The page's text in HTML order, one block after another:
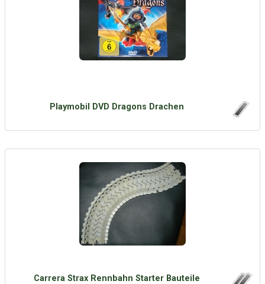
Playmobil DVD Dragons Drachen
Carrera Strax Rennbahn Starter Bauteile